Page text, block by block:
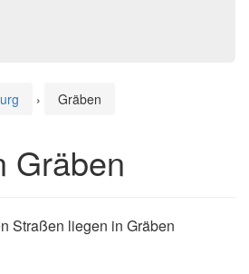
› Gräben
Gräben
Straßen liegen in Gräben